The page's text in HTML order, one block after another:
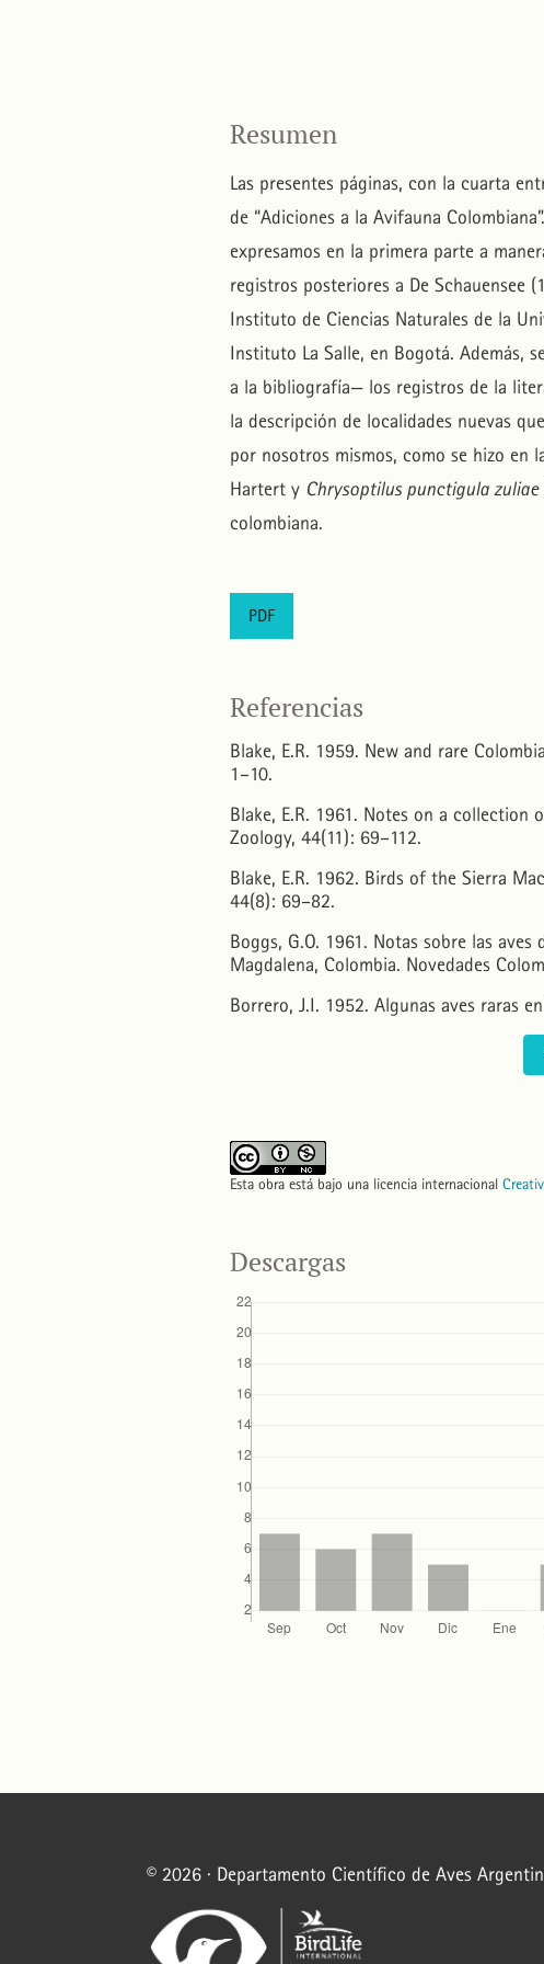
Resumen
Las presentes páginas, con la cuarta
de “Adiciones a la Avifauna
expresamos en la primera parte a
registros posteriores a De Schauensee
Instituto de Ciencias Naturales de la
Instituto La Salle, en Bogotá. Además,
a la bibliografía— los registros de la
la descripción de localidades nuevas
por nosotros mismos, como se hizo en
Hartert y Chrysoptilus punctigula zuliae
colombiana.
PDF
Referencias
Blake, E.R. 1959. New and rare
1–10.
Blake, E.R. 1961. Notes on a
Zoology, 44(11): 69–112.
Blake, E.R. 1962. Birds of the Sierra
44(8): 69–82.
Boggs, G.O. 1961. Notas sobre las
Magdalena, Colombia. Novedades
Borrero, J.I. 1952. Algunas aves raras
Esta obra está bajo una licencia internacional
Descargas
© 2026 · Departamento Científico de Aves